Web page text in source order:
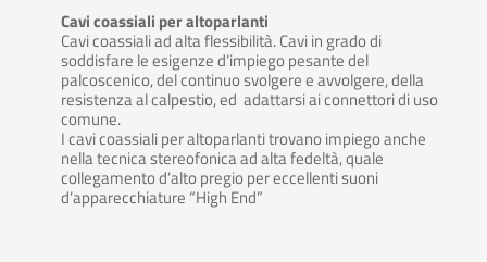
Cavi coassiali per altoparlanti
Cavi coassiali ad alta flessibilità. Cavi in grado di
soddisfare le esigenze d’impiego pesante del
palcoscenico, del continuo svolgere e avvolgere, della
resistenza al calpestio, ed adattarsi ai connettori di uso
comune.
I cavi coassiali per altoparlanti trovano impiego anche
nella tecnica stereofonica ad alta fedeltà, quale
collegamento d’alto pregio per eccellenti suoni
d’apparecchiature “High End”